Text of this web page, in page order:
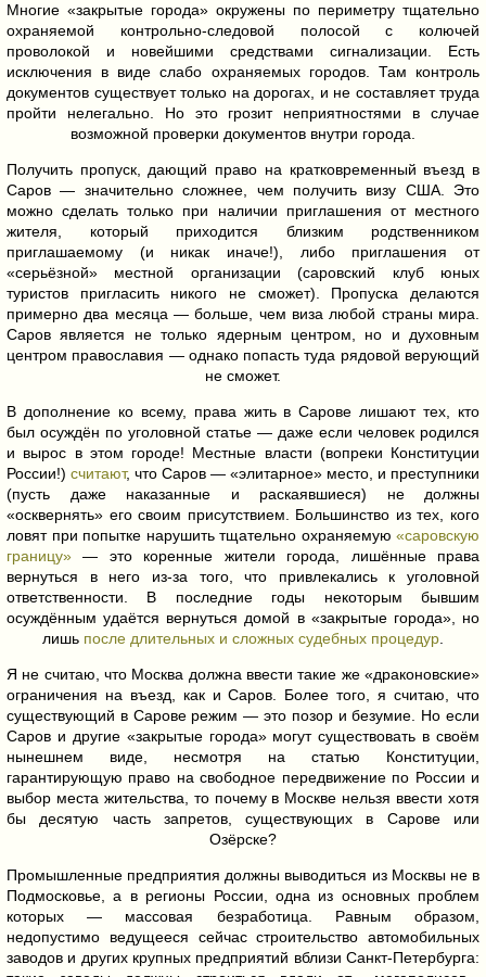
Многие «закрытые города» окружены по периметру тщательно
охраняемой контрольно-следовой полосой с колючей
проволокой и новейшими средствами сигнализации. Есть
исключения в виде слабо охраняемых городов. Там контроль
документов существует только на дорогах, и не составляет труда
пройти нелегально. Но это грозит неприятностями в случае
возможной проверки документов внутри города.
Получить пропуск, дающий право на кратковременный въезд в
Саров — значительно сложнее, чем получить визу США. Это
можно сделать только при наличии приглашения от местного
жителя, который приходится близким родственником
приглашаемому (и никак иначе!), либо приглашения от
«серьёзной» местной организации (саровский клуб юных
туристов пригласить никого не сможет). Пропуска делаются
примерно два месяца — больше, чем виза любой страны мира.
Саров является не только ядерным центром, но и духовным
центром православия — однако попасть туда рядовой верующий
не сможет.
В дополнение ко всему, права жить в Сарове лишают тех, кто
был осуждён по уголовной статье — даже если человек родился
и вырос в этом городе! Местные власти (вопреки Конституции
России!) считают, что Саров — «элитарное» место, и преступники
(пусть даже наказанные и раскаявшиеся) не должны
«осквернять» его своим присутствием. Большинство из тех, кого
ловят при попытке нарушить тщательно охраняемую «саровскую
границу» — это коренные жители города, лишённые права
вернуться в него из-за того, что привлекались к уголовной
ответственности. В последние годы некоторым бывшим
осуждённым удаётся вернуться домой в «закрытые города», но
лишь после длительных и сложных судебных процедур
Я не считаю, что Москва должна ввести такие же «драконовские»
ограничения на въезд, как и Саров. Более того, я считаю, что
существующий в Сарове режим — это позор и безумие. Но если
Саров и другие «закрытые города» могут существовать в своём
нынешнем виде, несмотря на статью Конституции,
гарантирующую право на свободное передвижение по России и
выбор места жительства, то почему в Москве нельзя ввести хотя
бы десятую часть запретов, существующих в Сарове или
Озёрске?
Промышленные предприятия должны выводиться из Москвы не в
Подмосковье, а в регионы России, одна из основных проблем
которых — массовая безработица. Равным образом,
недопустимо ведущееся сейчас строительство автомобильных
заводов и других крупных предприятий вблизи Санкт-Петербурга: